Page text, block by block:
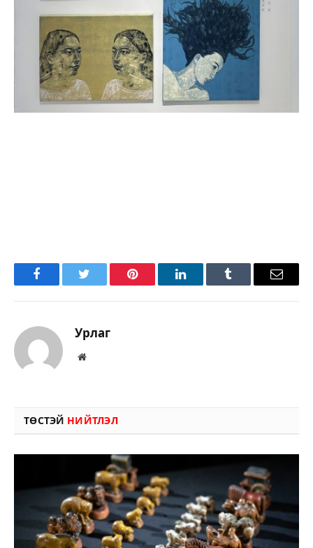
FacebookTwitter Pinterest LinkedInTumblr Имэйл
Урлаг
Вэбсайт
ТӨСТЭЙ НИЙТЛЭЛ